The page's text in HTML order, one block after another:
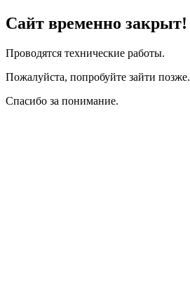
Сайт временно закрыт!
Проводятся технические работы.
Пожалуйста, попробуйте зайти позже.
Спасибо за понимание.